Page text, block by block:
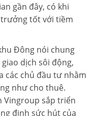
gần đây, có khi
tốt với tiềm
Đông nói chung
dịch sôi động,
các chủ đầu tư nhằm
như cho thuê.
Vingroup sắp triển
định sức hút của